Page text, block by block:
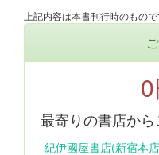
上記内容は本書刊行時のもので
最寄りの書店から
紀伊國屋書店(新宿本